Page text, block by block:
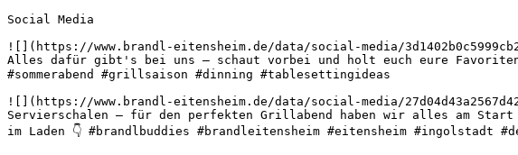
Social Media
![](https://www.brandl-eitensheim.de/data/social-media/
Alles dafür gibt's bei uns – schaut vorbei und holt euch eure Favoriten
#sommerabend #grillsaison #dinning #tablesettingideas
![](https://www.brandl-eitensheim.de/data/social-media/
Servierschalen – für den perfekten Grillabend haben wir alles am
im Laden 👇 #brandlbuddies #brandleitensheim #eitensheim #ingolstadt